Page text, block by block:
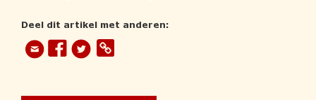
Deel dit artikel met anderen: